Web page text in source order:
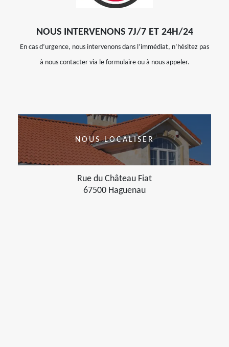
NOUS INTERVENONS 7J/7 ET 24H/24
En cas d’urgence, nous intervenons dans l’immédiat, n’hésitez pas
à nous contacter via le formulaire ou à nous appeler.
NOUS LOCALISER
Rue du Château Fiat
67500 Haguenau